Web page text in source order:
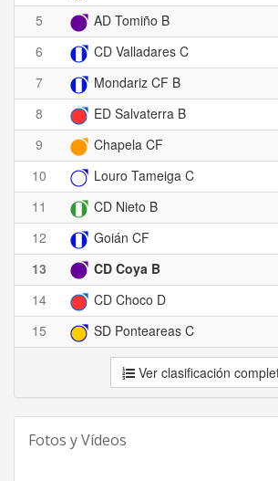
5
AD Tomiño B
6
CD Valladares C
7
Mondariz CF B
8
ED Salvaterra B
9
Chapela CF
10
Louro Tameiga C
11
CD Nieto B
12
Goián CF
13
CD Coya B
14
CD Choco D
15
SD Ponteareas C
Ver clasificación
Fotos y Vídeos